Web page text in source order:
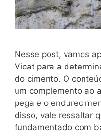
Nesse post, vamos
Vicat para a
do cimento. O
um complemento ao
pega e o
disso, vale ressaltar
fundamentado com